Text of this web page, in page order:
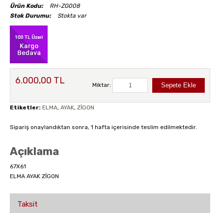
Ürün Kodu:
RH-ZG008
Stok Durumu:
Stokta var
6.000,00 TL Miktar:
Etiketler: ELMA, AYAK, ZİGON
Sipariş onaylandıktan sonra, 1 hafta içerisinde teslim edilmektedir.
Açıklama
67X61
ELMA AYAK ZİGON
Taksit